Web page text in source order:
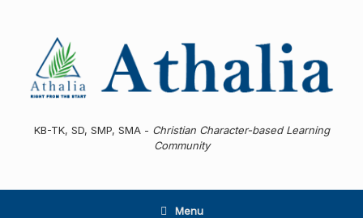
KB-TK, SD, SMP, SMA - Christian Character-based Learning
Community
Menu